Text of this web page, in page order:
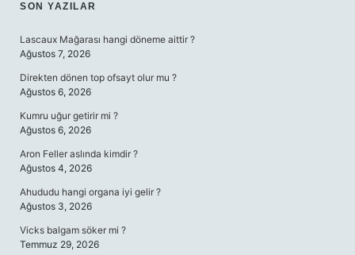
SIDEBAR
SON YAZILAR
Lascaux Mağarası hangi döneme aittir ?
Ağustos 7, 2026
Direkten dönen top ofsayt olur mu ?
Ağustos 6, 2026
Kumru uğur getirir mi ?
Ağustos 6, 2026
Aron Feller aslında kimdir ?
Ağustos 4, 2026
Ahududu hangi organa iyi gelir ?
Ağustos 3, 2026
Vicks balgam söker mi ?
Temmuz 29, 2026